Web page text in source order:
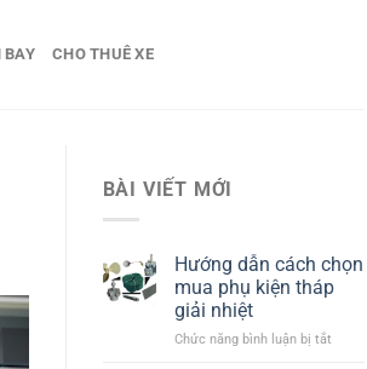
BAY CHO THUÊ XE
BÀI VIẾT MỚI
Hướng dẫn cách chọn
mua phụ kiện tháp
giải nhiệt​
Chức năng bình luận bị tắtở